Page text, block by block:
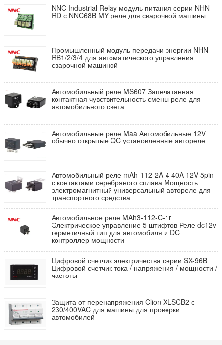
NNC Industrial Relay модуль питания серии NHN-
RD с NNC68B MY реле для сварочной машины
Промышленный модуль передачи энергии NHN-
RB1/2/3/4 для автоматического управления
сварочной машиной
Автомобильный реле MS607 Запечатанная
контактная чувствительность смены реле для
автомобильного света
Автомобильные реле Maa Автомобильные 12V
обычно открытые QC установленные автореле
Автомобильный реле mAh-112-2A-4 40A 12V 5pin
с контактами серебряного сплава Мощность
электромагнитный универсальный автореле для
транспортного средства
Автомобильное реле MAh3-112-C-1r
Электрическое управление 5 штифтов Реле dc12v
герметичный тип для автомобиля и DC
контроллер мощности
Цифровой счетчик электричества серии SX-96B
Цифровой счетчик тока / напряжения / мощности /
частоты
Защита от перенапряжения Clion XLSCB2 с
230/400VAC для машины для проверки
автомобилей